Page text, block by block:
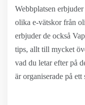
Webbplatsen
olika e-vätskor från
erbjuder de också
tips, allt till mycket
vad du letar efter på
är organiserade på